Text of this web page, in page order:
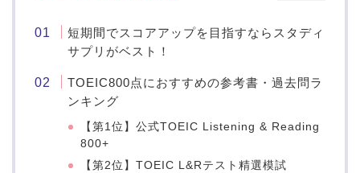
短期間でスコアアップを目指すならスタディ
サプリがベスト！
TOEIC800点におすすめの参考書・過去問ラ
ンキング
【第1位】公式TOEIC Listening & Reading
800+
【第2位】TOEIC L&Rテスト精選模試